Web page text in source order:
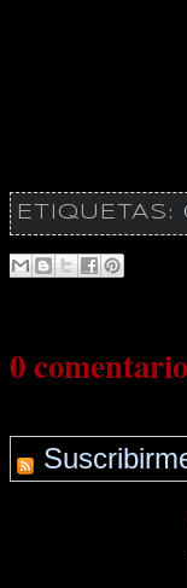
ETIQUETAS:
0